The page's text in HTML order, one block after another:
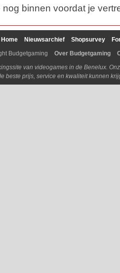
nog binnen voordat je
Home Nieuwsarchief Shopsurvey
Budgetgaming
Over Budgetgaming
van videogames in de Benelux.
beste prijs, service en kwaliteit kunnen